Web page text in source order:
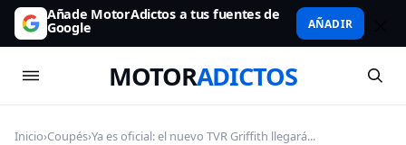
Añade MotorAdictos a tus fuentes de
Google AÑADIR
MOTORADICTOS
Inicio›Coupés›Ya es oficial: el nuevo TVR Griffith llegará...